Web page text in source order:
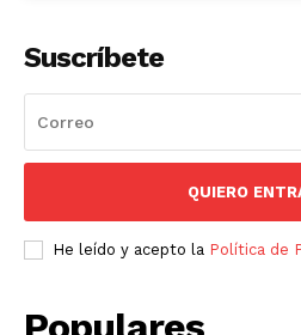
Suscríbete
QUIERO
He leído y acepto la Política de